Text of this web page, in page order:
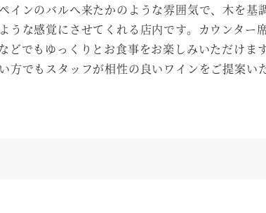
ンのバルへ来たかのような雰囲気で、木を基
な感覚にさせてくれる店内です。カウンター
でもゆっくりとお食事をお楽しみいただけま
方でもスタッフが相性の良いワインをご提案い